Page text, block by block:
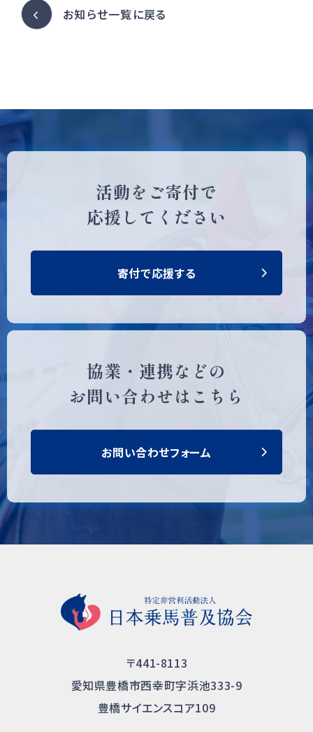
お知らせ一覧に戻る
活動をご寄付で
応援してください
寄付で応援する
協業・連携などの
お問い合わせはこちら
お問い合わせフォーム
〒441-8113
愛知県豊橋市西幸町字浜池333-9
豊橋サイエンスコア109